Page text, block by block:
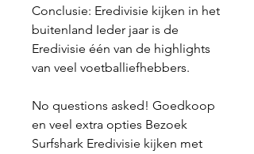
Conclusie: Eredivisie kijken in het
buitenland Ieder jaar is de
Eredivisie één van de highlights
van veel voetballiefhebbers.
No questions asked! Goedkoop
en veel extra opties Bezoek
Surfshark Eredivisie kijken met